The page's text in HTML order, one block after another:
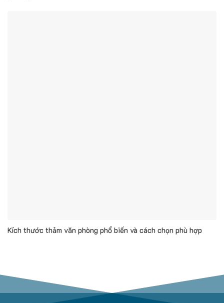
Kích thước thảm văn phòng phổ biến và cách chọn phù hợp